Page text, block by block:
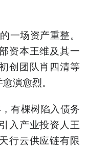
一场资产重整。
资本王维及其一
创团队肖四清等
演愈烈。
有棵树陷入债务
入产业投资人王
行云供应链有限